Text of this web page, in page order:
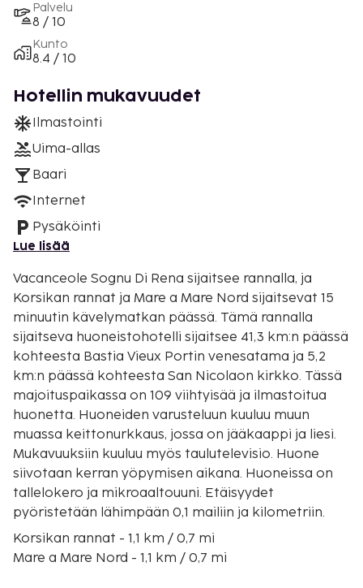
Palvelu
8 / 10
Kunto
8.4 / 10
Hotellin mukavuudet
Ilmastointi
Uima-allas
Baari
Internet
Pysäköinti
Lue lisää
Vacanceole Sognu Di Rena sijaitsee rannalla, ja
Korsikan rannat ja Mare a Mare Nord sijaitsevat 15
minuutin kävelymatkan päässä. Tämä rannalla
sijaitseva huoneistohotelli sijaitsee 41,3 km:n päässä
kohteesta Bastia Vieux Portin venesatama ja 5,2
km:n päässä kohteesta San Nicolaon kirkko. Tässä
majoituspaikassa on 109 viihtyisää ja ilmastoitua
huonetta. Huoneiden varusteluun kuuluu muun
muassa keittonurkkaus, jossa on jääkaappi ja liesi.
Mukavuuksiin kuuluu myös taulutelevisio. Huone
siivotaan kerran yöpymisen aikana. Huoneissa on
tallelokero ja mikroaaltouuni. Etäisyydet
pyöristetään lähimpään 0,1 mailiin ja kilometriin.
Korsikan rannat - 1,1 km / 0,7 mi
Mare a Mare Nord - 1,1 km / 0,7 mi